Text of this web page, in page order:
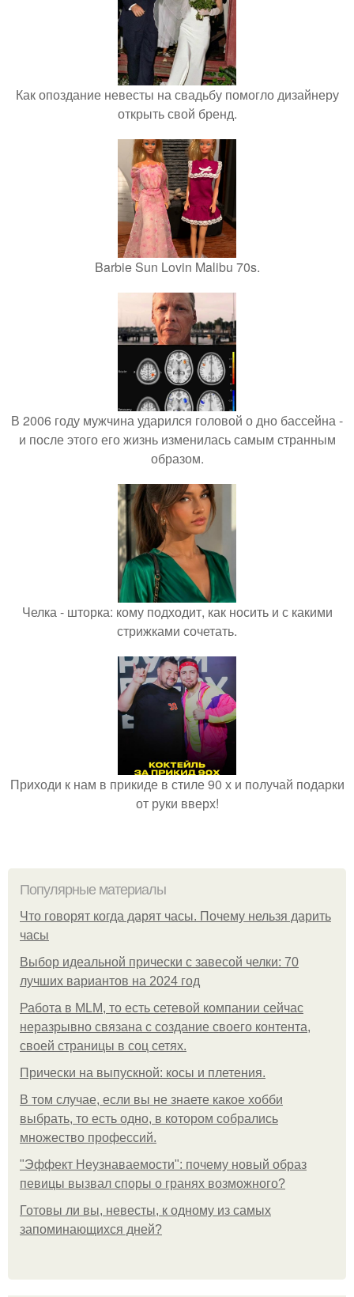
Как опоздание невесты на свадьбу помогло дизайнеру
открыть свой бренд.
Barbie Sun Lovin Malibu 70s.
В 2006 году мужчина ударился головой о дно бассейна -
и после этого его жизнь изменилась самым странным
образом.
Челка - шторка: кому подходит, как носить и с какими
стрижками сочетать.
Приходи к нам в прикиде в стиле 90 х и получай подарки
от руки вверх!
Популярные материалы
Что говорят когда дарят часы. Почему нельзя дарить
часы
Выбор идеальной прически с завесой челки: 70
лучших вариантов на 2024 год
Работа в MLM, то есть сетевой компании сейчас
неразрывно связана с создание своего контента,
своей страницы в соц сетях.
Прически на выпускной: косы и плетения.
В том случае, если вы не знаете какое хобби
выбрать, то есть одно, в котором собрались
множество профессий.
"Эффект Неузнаваемости": почему новый образ
певицы вызвал споры о гранях возможного?
Готовы ли вы, невесты, к одному из самых
запоминающихся дней?